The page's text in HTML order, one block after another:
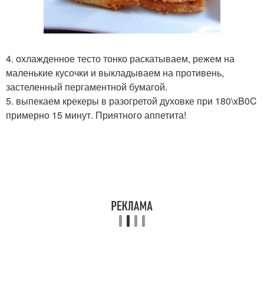
4. охлажденное тесто тонко раскатываем, режем на
маленькие кусочки и выкладываем на противень,
застеленный пергаментной бумагой.
5. выпекаем крекеры в разогретой духовке при 180\xB0C
примерно 15 минут. Приятного аппетита!